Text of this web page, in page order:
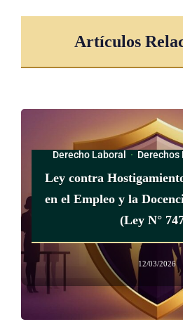
Artículos
Derecho Laboral · Derechos
Ley contra
en el Empleo y la
(Ley N°
12/03/2026